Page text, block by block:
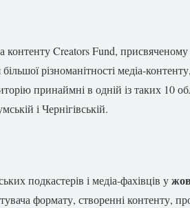
контенту Creators Fund, присвяченому
різноманітності медіа-
принаймні в одній із таких 10
і Чернігівській.
подкастерів і медіа-фахівців у
формату, створенні контенту,